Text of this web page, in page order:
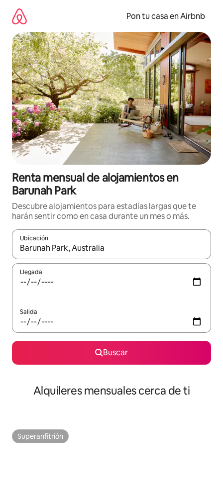
contenido
Pon tu casa en Airbnb
Renta mensual de alojamientos en
Barunah Park
Descubre alojamientos para estadías largas que te
harán sentir como en casa durante un mes o más.
Ubicación
Cuando los resultados estén disponibles, navega con las
Llegada
Salida
Buscar
Alquileres mensuales cerca de ti
Superanfitrión
Superanfitrión